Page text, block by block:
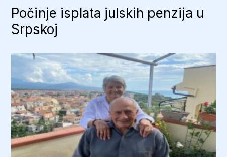
Počinje isplata julskih penzija u
Srpskoj